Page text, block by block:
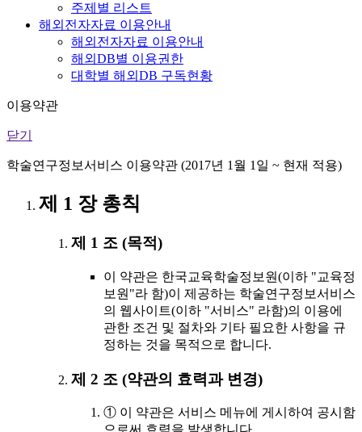
주제별 리스트
해외전자자료 이용안내
해외전자자료 이용안내
해외DB별 이용권한
대학별 해외DB 구독현황
이용약관
닫기
학술연구정보서비스 이용약관 (2017년 1월 1일 ~ 현재 적용)
제 1 장 총칙
제 1 조 (목적)
이 약관은 한국교육학술정보원(이하 "교육정
보원"라 함)이 제공하는 학술연구정보서비스
의 웹사이트(이하 "서비스" 라함)의 이용에
관한 조건 및 절차와 기타 필요한 사항을 규
정하는 것을 목적으로 합니다.
제 2 조 (약관의 효력과 변경)
① 이 약관은 서비스 메뉴에 게시하여 공시함